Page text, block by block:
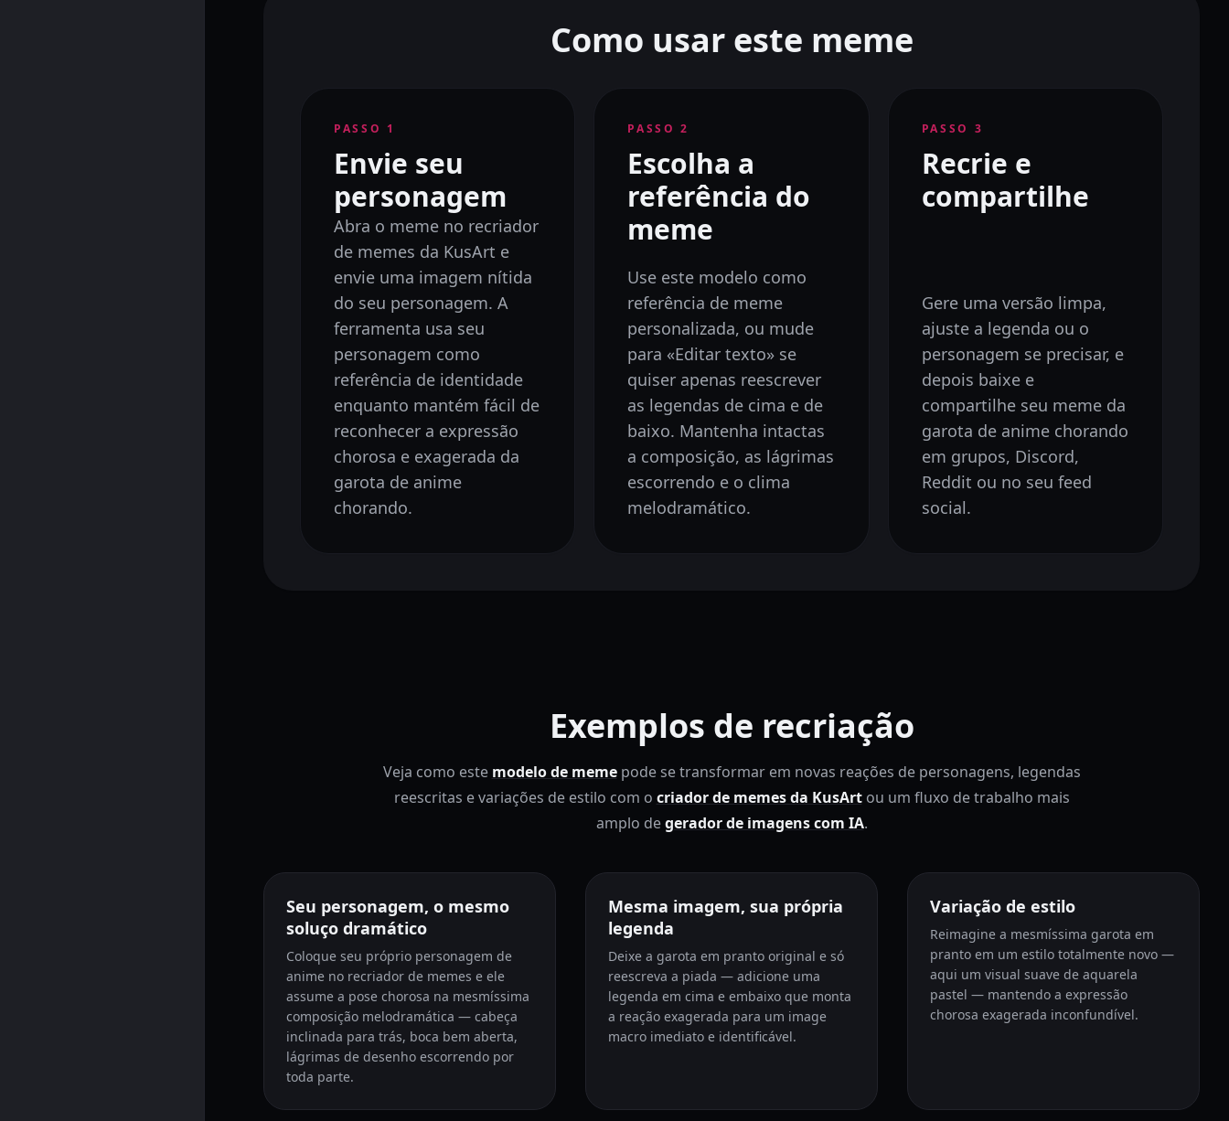
Como usar este meme
PASSO 1
Envie seu
personagem
Abra o meme no recriador
de memes da KusArt e
envie uma imagem nítida
do seu personagem. A
ferramenta usa seu
personagem como
referência de identidade
enquanto mantém fácil de
reconhecer a expressão
chorosa e exagerada da
garota de anime
chorando.
PASSO 2
Escolha a
referência do
meme
Use este modelo como
referência de meme
personalizada, ou mude
para «Editar texto» se
quiser apenas reescrever
as legendas de cima e de
baixo. Mantenha intactas
a composição, as lágrimas
escorrendo e o clima
melodramático.
PASSO 3
Recrie e
compartilhe
Gere uma versão limpa,
ajuste a legenda ou o
personagem se precisar, e
depois baixe e
compartilhe seu meme da
garota de anime chorando
em grupos, Discord,
Reddit ou no seu feed
social.
Exemplos de recriação
Veja como este modelo de memepode se transformar em novas reações de personagens, legendas
reescritas e variações de estilo com o criador de memes da KusArtou um fluxo de trabalho mais
amplo degerador de imagens com IA.
Seu personagem, o mesmo
soluço dramático
Coloque seu próprio personagem de
anime no recriador de memes e ele
assume a pose chorosa na mesmíssima
composição melodramática — cabeça
inclinada para trás, boca bem aberta,
lágrimas de desenho escorrendo por
toda parte.
Mesma imagem, sua própria
legenda
Deixe a garota em pranto original e só
reescreva a piada — adicione uma
legenda em cima e embaixo que monta
a reação exagerada para um image
macro imediato e identificável.
Variação de estilo
Reimagine a mesmíssima garota em
pranto em um estilo totalmente novo —
aqui um visual suave de aquarela
pastel — mantendo a expressão
chorosa exagerada inconfundível.